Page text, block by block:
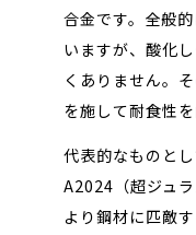
合金です。全般
いますが、酸化
くありません。
を施して耐食性
代表的なものと
A2024（超ジュ
より鋼材に匹敵